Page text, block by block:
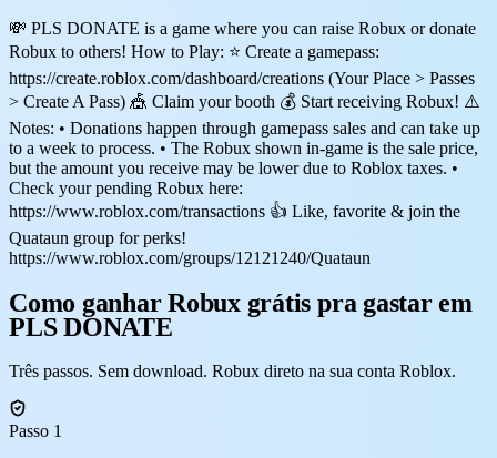
💸 PLS DONATE is a game where you can raise Robux or donate
Robux to others! How to Play: ⭐ Create a gamepass:
https://create.roblox.com/dashboard/creations (Your Place > Passes
> Create A Pass) 🎪 Claim your booth 💰 Start receiving Robux! ⚠️
Notes: • Donations happen through gamepass sales and can take up
to a week to process. • The Robux shown in-game is the sale price,
but the amount you receive may be lower due to Roblox taxes. •
Check your pending Robux here:
https://www.roblox.com/transactions 👍 Like, favorite & join the
Quataun group for perks!
https://www.roblox.com/groups/12121240/Quataun
Como ganhar Robux grátis pra gastar em
PLS DONATE
Três passos. Sem download. Robux direto na sua conta Roblox.
Passo 1